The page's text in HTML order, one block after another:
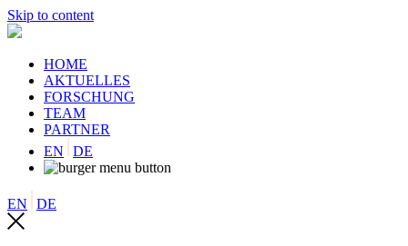
Skip to content
HOME
AKTUELLES
FORSCHUNG
TEAM
PARTNER
EN
DE
EN DE